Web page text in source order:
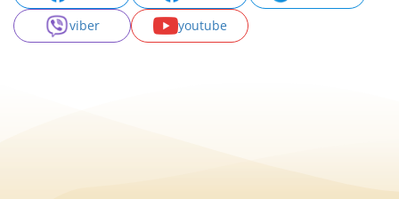
viber
youtube